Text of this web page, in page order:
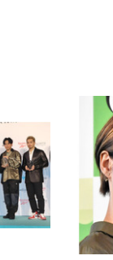
Sezlife オフィスチェア デ
チェア 疲れない テレワーク
チェア 強化バックレスト 30
度ロッキング機能 人間工学
子 腰サポート 90度跳ね上げ
式アームレスト 3Dヘッドレ
ト ハンガー付き 高反発クッ
ョン PCチェア 通気性メッ
ュ ゲーミング/勉強/事務用 お
しゃれ パソコンチェア (ブラ
ック)
￥7,680
正品】27"ゲーミングモ
き（CFI-ZDM1J）
ネオ・ルーライフ ネオ・オ
ツ L 中型犬用 26枚入り 単
￥1,800